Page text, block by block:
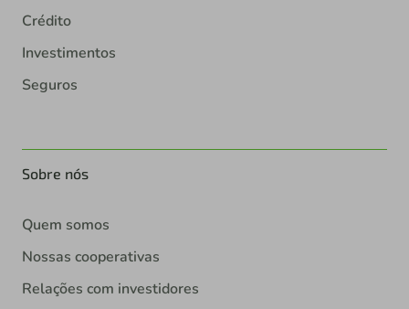
Crédito
Investimentos
Seguros
Sobre nós
Quem somos
Nossas cooperativas
Relações com investidores